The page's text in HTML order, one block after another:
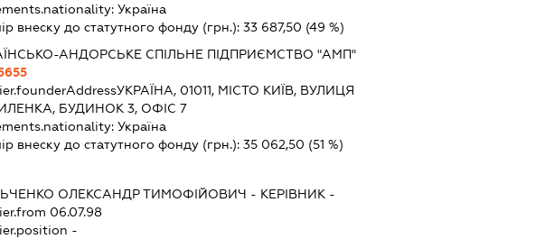
Україна
внеску до статутного фонду (грн.): 33 687,50 (49 %)
АНДОРСЬКЕ СПІЛЬНЕ ПІДПРИЄМСТВО "АМП"
УКРАЇНА, 01011, МІСТО КИЇВ, ВУЛИЦЯ
БУДИНОК 3, ОФІС 7
Україна
внеску до статутного фонду (грн.): 35 062,50 (51 %)
ОЛЕКСАНДР ТИМОФІЙОВИЧ - КЕРІВНИК-
06.07.98
-